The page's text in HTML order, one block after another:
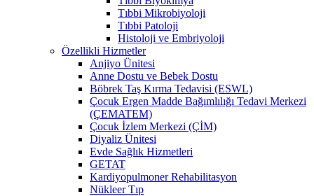
Tıbbi Mikrobiyoloji
Tıbbi Patoloji
Histoloji ve Embriyoloji
Özellikli Hizmetler
Anjiyo Ünitesi
Anne Dostu ve Bebek Dostu
Böbrek Taş Kırma Tedavisi (ESWL)
Çocuk Ergen Madde Bağımlılığı Tedavi Merkezi
(ÇEMATEM)
Çocuk İzlem Merkezi (ÇİM)
Diyaliz Ünitesi
Evde Sağlık Hizmetleri
GETAT
Kardiyopulmoner Rehabilitasyon
Nükleer Tıp